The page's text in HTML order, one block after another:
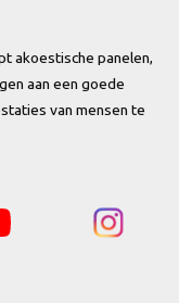
akoestische panelen,
aan een goede
van mensen te